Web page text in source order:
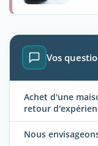
Vos
Achet d'une
retour
Nous